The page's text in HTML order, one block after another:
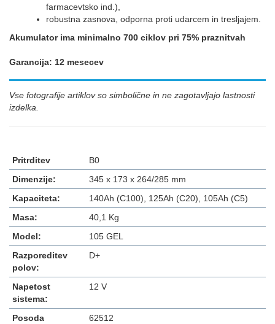
farmacevtsko ind.),
robustna zasnova, odporna proti udarcem in tresljajem.
Akumulator ima minimalno 700 ciklov pri 75% praznitvah
Garancija: 12 mesecev
Vse fotografije artiklov so simbolične in ne zagotavljajo lastnosti
izdelka.
Pritrditev
B0
Dimenzije:
345 x 173 x 264/285 mm
Kapaciteta:
140Ah (C100), 125Ah (C20), 105Ah (C5)
Masa:
40,1 Kg
Model:
105 GEL
Razporeditev
polov:
D+
Napetost
sistema:
12 V
Posoda 62512